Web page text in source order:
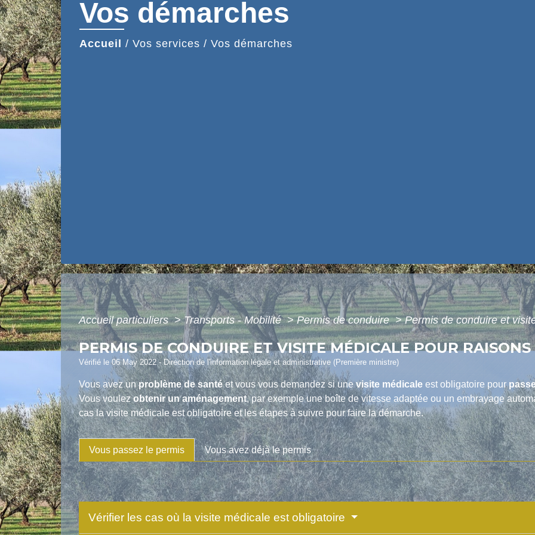
Vos démarches
Accueil / Vos services / Vos démarches
Accueil particuliers> Transports - Mobilité> Permis de conduire> Permis de conduire et
PERMIS DE CONDUIRE ET VISITE MÉDICALE POUR
Vérifié le 06 May 2022 - Direction de l'information légale et administrative (Première ministre)
Vous avez unproblème de santéet vous vous demandez si unevisite médicale est obligatoire pour
Vous voulezobtenir un aménagement, par exemple une boîte de vitesse adaptée ou un embrayage
cas la visite médicale est obligatoire et les étapes à suivre pour faire la démarche.
Vous passez le permis Vous avez déjà le permis
Vérifier les cas où la visite médicale est obligatoire